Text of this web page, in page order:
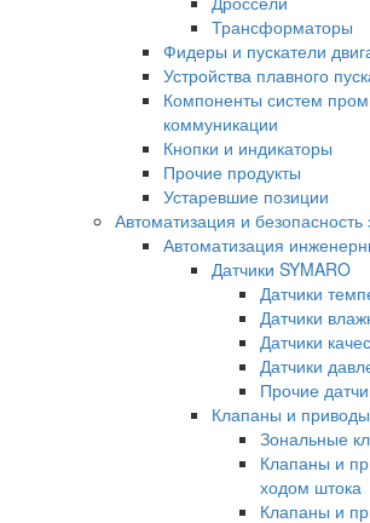
Трансформаторы
Фидеры и пускатели
Устройства плавного
Компоненты систем
коммуникации
Кнопки и индикаторы
Прочие продукты
Устаревшие позиции
Автоматизация и безопасность
Автоматизация
Датчики SYMARO
Датчики
Датчики
Датчики
Датчики
Прочие
Клапаны и приводы
Зональные
Клапаны и
ходом штока
Клапаны и